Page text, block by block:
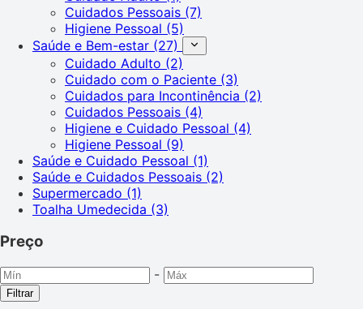
Cuidados Pessoais (7)
Higiene Pessoal (5)
Saúde e Bem-estar (27)
Cuidado Adulto (2)
Cuidado com o Paciente (3)
Cuidados para Incontinência (2)
Cuidados Pessoais (4)
Higiene e Cuidado Pessoal (4)
Higiene Pessoal (9)
Saúde e Cuidado Pessoal (1)
Saúde e Cuidados Pessoais (2)
Supermercado (1)
Toalha Umedecida (3)
Preço
-
Filtrar